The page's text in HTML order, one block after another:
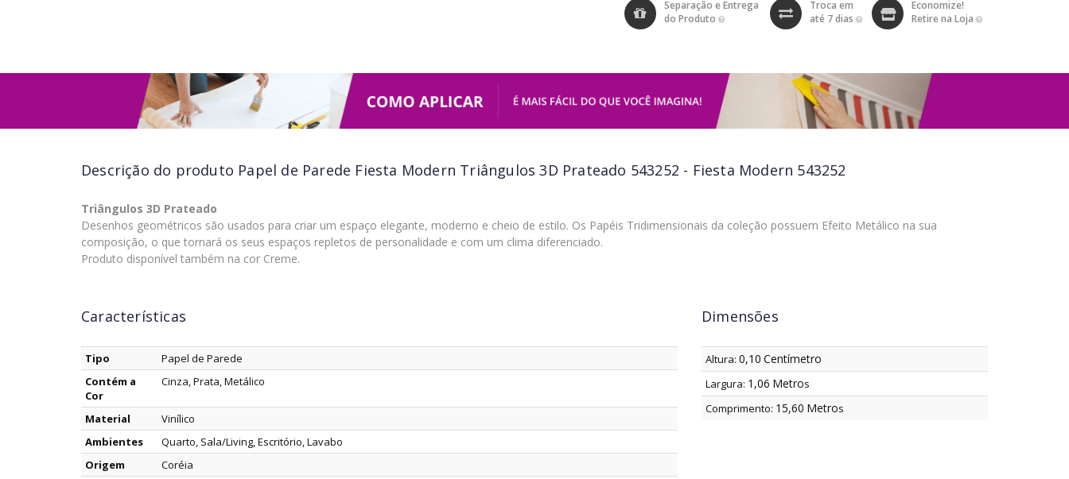
Separação e Entrega
do Produto
Troca em
até 7 dias
Economize!
Retire na Loja
Descrição do produto Papel de Parede Fiesta Modern Triângulos 3D Prateado 543252 - Fiesta Modern 543252
Triângulos 3D Prateado
Desenhos geométricos são usados para criar um espaço elegante, moderno e cheio de estilo. Os Papéis Tridimensionais da coleção possuem Efeito Metálico na sua
composição, o que tornará os seus espaços repletos de personalidade e com um clima diferenciado.
Produto disponível também na cor Creme.
Características
Tipo
Papel de Parede
Contém a
Cor
Cinza, Prata, Metálico
Material
Vinílico
Ambientes
Quarto, Sala/Living, Escritório, Lavabo
Origem
Coréia
Dimensões
Altura: 0,10 Centímetro
Largura: 1,06 Metros
Comprimento: 15,60 Metros